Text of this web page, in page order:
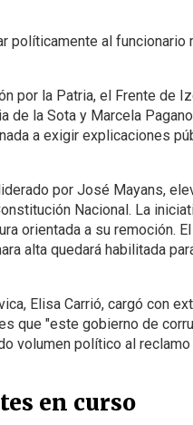
políticamente al funcionario
por la Patria, el Frente de
de la Sota y Marcela
a exigir explicaciones
por José Mayans,
Nacional. La
orientada a su remoción.
alta quedará habilitada
Elisa Carrió, cargó con
que "este gobierno de
volumen político al
en curso